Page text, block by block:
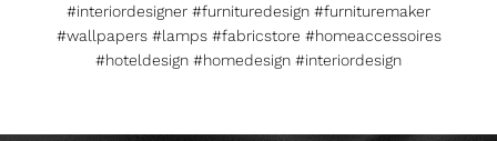
#interiordesigner #furnituredesign #furnituremaker
#wallpapers #lamps #fabricstore #homeaccessoires
#hoteldesign #homedesign #interiordesign